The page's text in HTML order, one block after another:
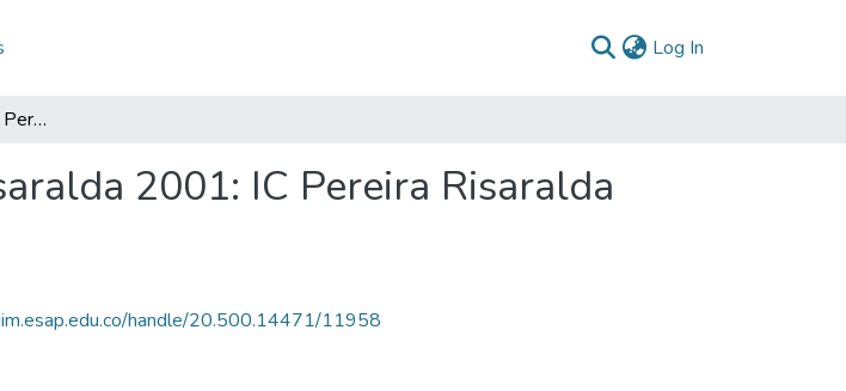
Log In
Informe de Consultoría Pereira Risaralda 2001: IC Pereira Risaralda 2001
2001: IC Pereira Risaralda
handle/20.500.14471/11958